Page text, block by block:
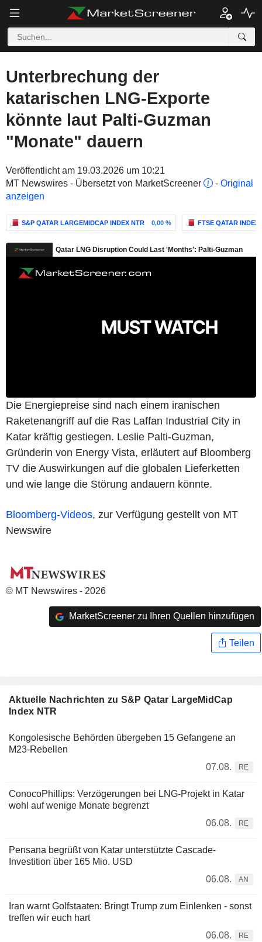
Unterbrechung der
katarischen LNG-Exporte
könnte laut Palti-Guzman
"Monate" dauern
Veröffentlicht am 19.03.2026 um 10:21
MT Newswires - Übersetzt von MarketScreener
- Original
anzeigen
S&P QATAR LARGEMIDCAP INDEX NTR 0,00 % FTSE QATAR INDEX
Die Energiepreise sind nach einem iranischen
Raketenangriff auf die Ras Laffan Industrial City in
Katar kräftig gestiegen. Leslie Palti-Guzman,
Gründerin von Energy Vista, erläutert auf Bloomberg
TV die Auswirkungen auf die globalen Lieferketten
und wie lange die Störung andauern könnte.
Bloomberg-Videos, zur Verfügung gestellt von MT
Newswire
© MT Newswires - 2026
MarketScreener zu Ihren Quellen hinzufügen
Teilen
Aktuelle Nachrichten zu S&P Qatar LargeMidCap
Index NTR
Kongolesische Behörden übergeben 15 Gefangene an
M23-Rebellen
07.08.
RE
ConocoPhillips: Verzögerungen bei LNG-Projekt in Katar
wohl auf wenige Monate begrenzt
06.08.
RE
Pensana begrüßt von Katar unterstützte Cascade-
Investition über 165 Mio. USD
06.08.
AN
Iran warnt Golfstaaten: Bringt Trump zum Einlenken - sonst
treffen wir euch hart
06.08.
RE